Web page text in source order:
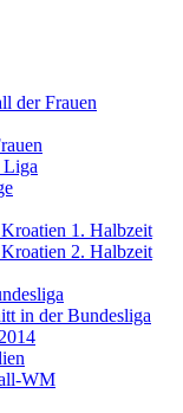
der Frauen
Liga
1. Halbzeit
2. Halbzeit
in der Bundesliga
WM